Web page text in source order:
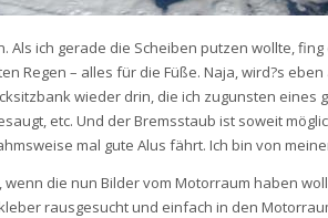
Als ich gerade die Scheiben putzen wollte,
Regen – alles für die Füße. Naja, wird?s
wieder drin, die ich zugunsten
etc. Und der Bremsstaub ist soweit
mal gute Alus fährt. Ich bin von
die nun Bilder vom Motorraum haben
rausgesucht und einfach in den